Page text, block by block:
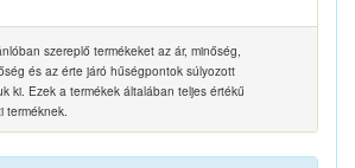
szereplő termékeket az ár, minőség,
és az érte járó hűségpontok súlyozott
ki. Ezek a termékek általában teljes értékű